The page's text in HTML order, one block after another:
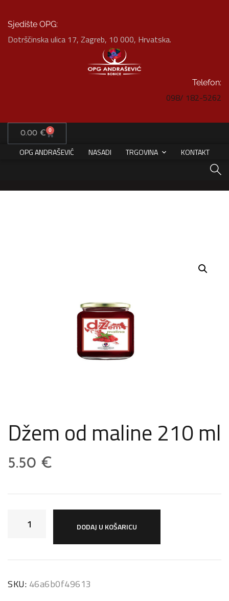
Sjedište OPG:
Dotrščinska ulica 17, Zagreb, 10 000, Hrvatska.
Telefon:
098/ 182-5262
0.00 € 0
OPG ANDRAŠEVIĆ NASADI TRGOVINA KONTAKT
HOME
Džem od maline 210 ml
5.50 €
DODAJ U KOŠARICU
SKU: 46a6b0f49613